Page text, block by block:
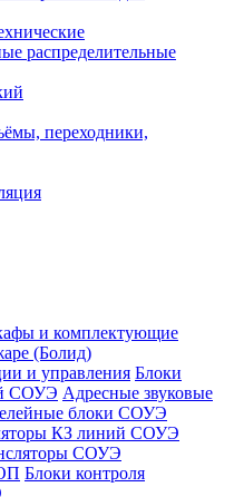
распределительные
переходники,
и комплектующие
(Болид)
и управления Блоки
СОУЭ Адресные звуковые
блоки СОУЭ
КЗ линий СОУЭ
СОУЭ
Блоки контроля